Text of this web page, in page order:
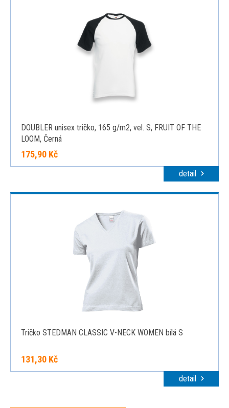
DOUBLER unisex tričko, 165 g/m2, vel. S, FRUIT OF THE
LOOM, Černá
175,90 Kč
detail
Tričko STEDMAN CLASSIC V-NECK WOMEN bílá S
131,30 Kč
detail